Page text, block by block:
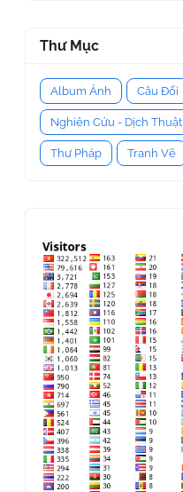
Thư Mục
Album Ảnh Câu Đối
Nghiên Cứu - Dịch Thuật
Thư Pháp Tranh Vẽ